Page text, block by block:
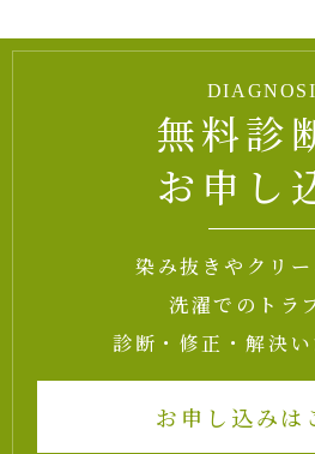
無料診
お申し
染み抜きやクリー
洗濯でのトラ
診断・修正・解決い
お申し込みは